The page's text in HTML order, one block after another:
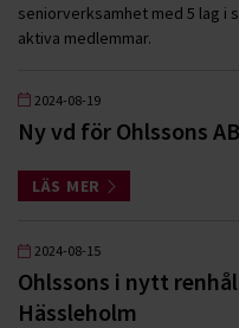
seniorverksamhet med 5 lag i
aktiva medlemmar.
2024-08-19
Ny vd för Ohlssons AB
LÄS MER
2024-08-15
Ohlssons i nytt
Hässleholm